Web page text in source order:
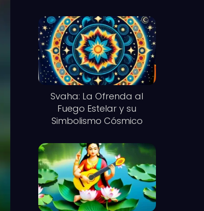
Svaha: La Ofrenda al
Fuego Estelar y su
Simbolismo Cósmico